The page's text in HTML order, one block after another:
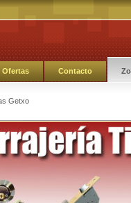
Ofertas Contacto
Getxo